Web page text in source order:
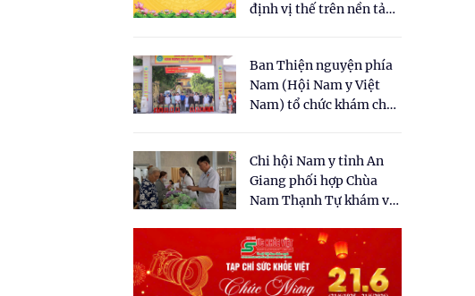
định vị thế trên nền tảng
Ban Thiện nguyện phía
Nam (Hội Nam y Việt
Nam) tổ chức khám chữa
dân tại xã Tân Tập
Chi hội Nam y tỉnh An
Giang phối hợp Chùa
Nam Thạnh Tự khám và
nhân dân